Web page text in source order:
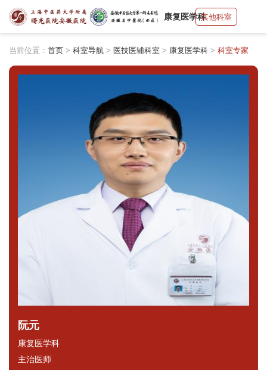
康复医学科其他科室
当前位置： 首页 > 科室导航 > 医技医辅科室 > 康复医学科 > 科室专家
阮元
康复医学科
主治医师